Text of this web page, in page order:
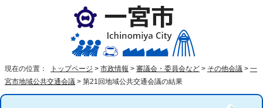
現在の位置： トップページ > 市政情報 > 審議会・委員会など > その他会議 > 一
宮市地域公共交通会議 > 第21回地域公共交通会議の結果